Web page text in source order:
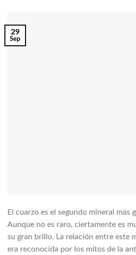
29
Sep
El cuarzo es el segundo mineral más
Aunque no es raro, ciertamente es
su gran brillo. La relación entre este
era reconocida por los mitos de la